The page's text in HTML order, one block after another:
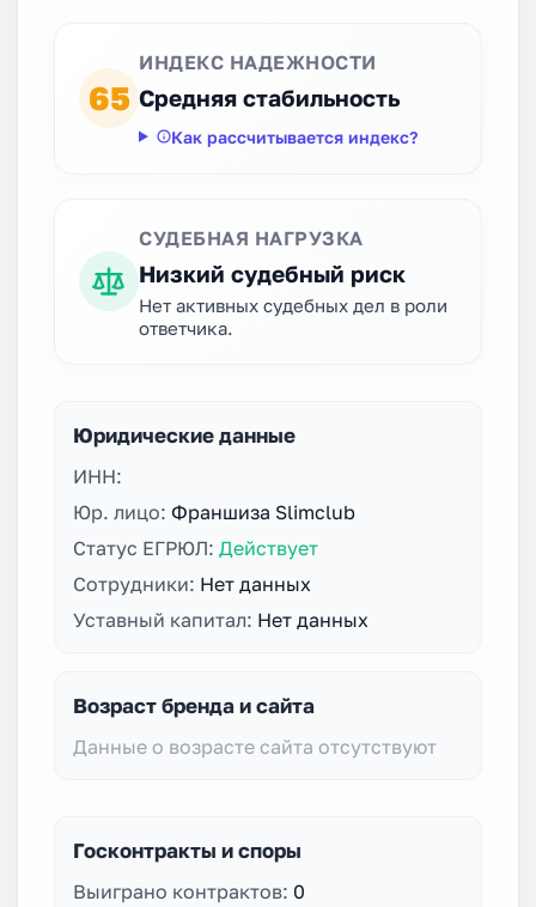
65
ИНДЕКС НАДЕЖНОСТИ
Средняя стабильность
Как рассчитывается индекс?
СУДЕБНАЯ НАГРУЗКА
Низкий судебный риск
Нет активных судебных дел в роли
ответчика.
Юридические данные
ИНН:
Юр. лицо: Франшиза Slimclub
Статус ЕГРЮЛ: Действует
Сотрудники: Нет данных
Уставный капитал: Нет данных
Возраст бренда и сайта
Данные о возрасте сайта отсутствуют
Госконтракты и споры
Выиграно контрактов: 0